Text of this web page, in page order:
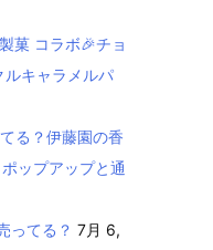
菓 コラボ🎉チョ
ルキャラメルパ
る？伊藤園の香
ップアップと通
ってる？ 7月 6,